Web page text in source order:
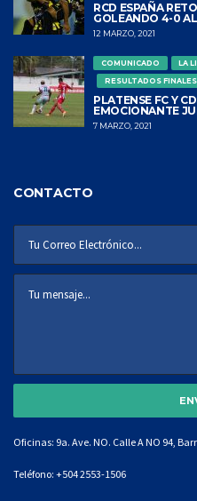
RCD ESPAÑA
GOLEANDO 4-0
12 MARZO, 2021
COMUNICADO LA
RESULTADOS
PLATENSE FC Y
EMOCIONANTE
7 MARZO, 2021
CONTACTO
Oficinas: 9a. Ave. NO. Calle A NO 94,
Teléfono: +504 2553-1506